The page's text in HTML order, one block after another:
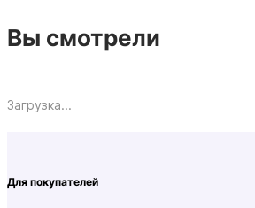
Вы смотрели
Загрузка...
Для покупателей